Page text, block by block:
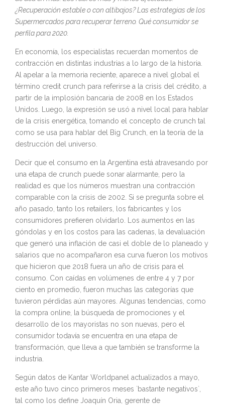
¿Recuperación estable o con altibajos? Las estrategias de los
Supermercados para recuperar terreno. Qué consumidor se
perfila para 2020.
En economía, los especialistas recuerdan momentos de
contracción en distintas industrias a lo largo de la historia.
Al apelar a la memoria reciente, aparece a nivel global el
término credit crunch para referirse a la crisis del crédito, a
partir de la implosión bancaria de 2008 en los Estados
Unidos. Luego, la expresión se usó a nivel local para hablar
de la crisis energética, tomando el concepto de crunch tal
como se usa para hablar del Big Crunch, en la teoría de la
destrucción del universo.
Decir que el consumo en la Argentina está atravesando por
una etapa de crunch puede sonar alarmante, pero la
realidad es que los números muestran una contracción
comparable con la crisis de 2002. Si se pregunta sobre el
año pasado, tanto los retailers, los fabricantes y los
consumidores prefieren olvidarlo. Los aumentos en las
góndolas y en los costos para las cadenas, la devaluación
que generó una inflación de casi el doble de lo planeado y
salarios que no acompañaron esa curva fueron los motivos
que hicieron que 2018 fuera un año de crisis para el
consumo. Con caídas en volúmenes de entre 4 y 7 por
ciento en promedio, fueron muchas las categorías que
tuvieron pérdidas aún mayores. Algunas tendencias, como
la compra online, la búsqueda de promociones y el
desarrollo de los mayoristas no son nuevas, pero el
consumidor todavía se encuentra en una etapa de
transformación, que lleva a que también se transforme la
industria.
Según datos de Kantar Worldpanel actualizados a mayo,
este año tuvo cinco primeros meses `bastante negativos`,
tal como los define Joaquín Oria, gerente de